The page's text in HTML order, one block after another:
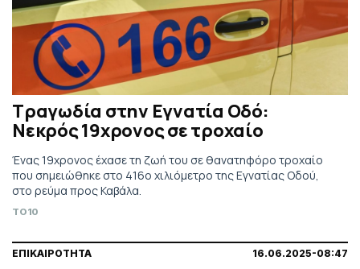
Τραγωδία στην Εγνατία Οδό:
Νεκρός 19χρονος σε τροχαίο
Ένας 19χρονος έχασε τη ζωή του σε θανατηφόρο τροχαίο
που σημειώθηκε στο 416ο χιλιόμετρο της Εγνατίας Οδού,
στο ρεύμα προς Καβάλα.
TO10
ΕΠΙΚΑΙΡΟΤΗΤΑ 16.06.2025-08:47